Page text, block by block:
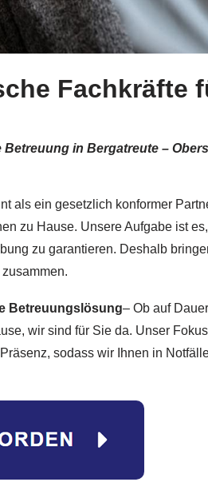
Fachkräfte
in Bergatreute –
als ein gesetzlich konformer
zu Hause. Unsere Aufgabe ist
zu garantieren. Deshalb
Betreuungslösung– Ob auf
wir sind für Sie da. Unser
sodass wir Ihnen in